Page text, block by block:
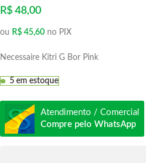
R$ 48,00
ou R$ 45,60 no PIX
Necessaire Kitri G Bor Pink
5 em estoque
Atendimento / Comercial
Compre pelo WhatsApp